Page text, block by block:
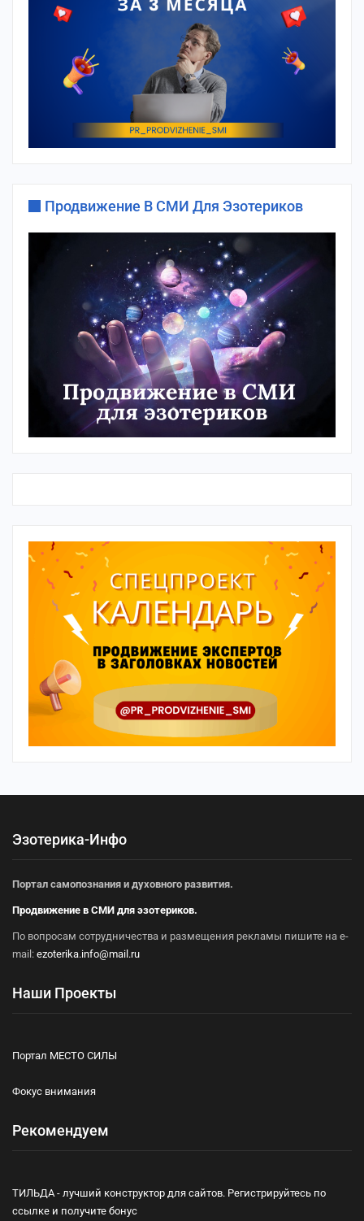
Продвижение В СМИ Для Эзотериков
Эзотерика-Инфо
Портал самопознания и духовного развития.
Продвижение в СМИ для эзотериков.
По вопросам сотрудничества и размещения рекламы пишите на e-
mail: ezoterika.info@mail.ru
Наши Проекты
Портал МЕСТО СИЛЫ
Фокус внимания
Рекомендуем
ТИЛЬДА - лучший конструктор для сайтов. Регистрируйтесь по
ссылке и получите бонус